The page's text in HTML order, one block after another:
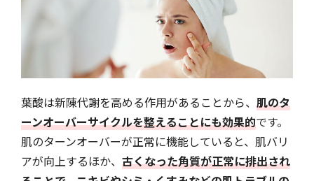
葉酸は新陳代謝を高める作用があることから、 肌のタ
ーンオーバーサイクルを整えることにも効果的です。
肌のターンオーバーが正常に機能していると、肌バリ
アが向上するほか、 古くなった角質が正常に排出され